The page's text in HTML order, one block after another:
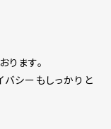
ます。
バシーもしっかりと